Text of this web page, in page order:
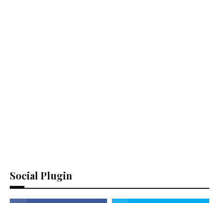
Social Plugin